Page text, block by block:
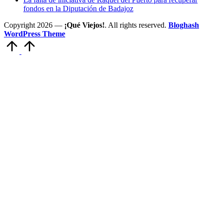
fondos en la Diputación de Badajoz
Copyright 2026 — ¡Qué Viejos!. All rights reserved. Bloghash
WordPress Theme